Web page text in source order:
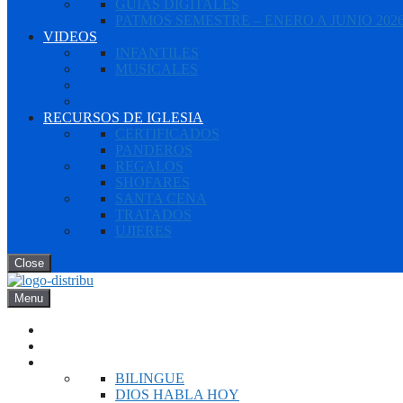
GUIAS DIGITALES
PATMOS SEMESTRE – ENERO A JUNIO
VIDEOS
INFANTILES
MUSICALES
RECURSOS DE IGLESIA
CERTIFICADOS
PANDEROS
REGALOS
SHOFARES
SANTA CENA
TRATADOS
UJIERES
Close
Menu
BILINGUE
DIOS HABLA HOY